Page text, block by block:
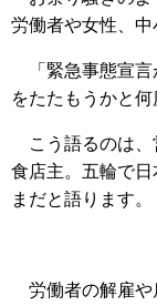
労働者や女性、中
「緊急事態宣言
をたたもうかと何
こう語るのは、
食店主。五輪で
まだと語ります。
労働者の解雇や